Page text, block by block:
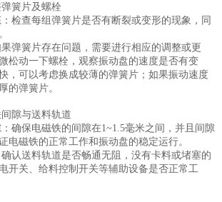
簧片及螺栓
检查每组弹簧片是否有断裂或变形的现象，同
弹簧片存在问题，需要进行相应的调整或更
松动一下螺栓，观察振动盘的速度是否有变
，可以考虑换成较薄的弹簧片；如果振动速度
的弹簧片。
隙与送料轨道
确保电磁铁的间隙在1~1.5毫米之间，并且间隙
电磁铁的正常工作和振动盘的稳定运行。
认送料轨道是否畅通无阻，没有卡料或堵塞的
开关、给料控制开关等辅助设备是否正常工